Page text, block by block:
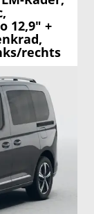
12,9" +
rechts